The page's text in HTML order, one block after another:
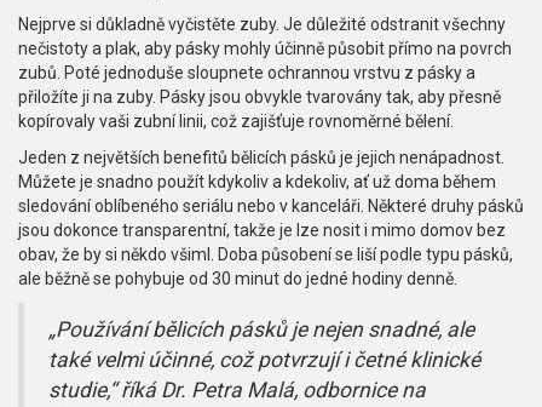
Nejprve si důkladně vyčistěte zuby. Je důležité odstranit všechny
nečistoty a plak, aby pásky mohly účinně působit přímo na povrch
zubů. Poté jednoduše sloupnete ochrannou vrstvu z pásky a
přiložíte ji na zuby. Pásky jsou obvykle tvarovány tak, aby přesně
kopírovaly vaši zubní linii, což zajišťuje rovnoměrné bělení.
Jeden z největších benefitů bělicích pásků je jejich nenápadnost.
Můžete je snadno použít kdykoliv a kdekoliv, ať už doma během
sledování oblíbeného seriálu nebo v kanceláři. Některé druhy pásků
jsou dokonce transparentní, takže je lze nosit i mimo domov bez
obav, že by si někdo všiml. Doba působení se liší podle typu pásků,
ale běžně se pohybuje od 30 minut do jedné hodiny denně.
„Používání bělicích pásků je nejen snadné, ale
také velmi účinné, což potvrzují i četné klinické
studie,“ říká Dr. Petra Malá, odbornice na